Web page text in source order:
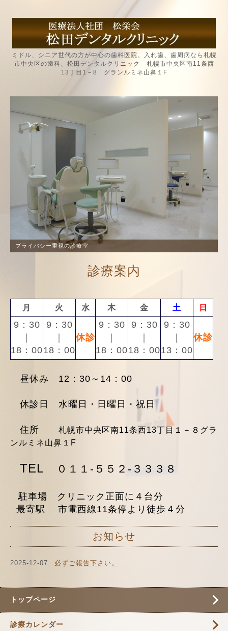
ミドル、シニア世代の方が中心の歯科医院。入れ歯、歯周病なら札幌
市中央区の歯科、松田デンタルクリニック 札幌市中央区南11条西
13丁目1－8 グランルミネ山鼻１F
プライバシー重視の診療室
診療案内
月 火 水 木 金 土 日
9：30
18：00
9：30
18：00
休診
9：30
18：00
9：30
18：00
9：30
13：00
休診
昼休み 12：30～14：00
休診日 水曜日・日曜日・祝日
住所 札幌市中央区南11条西13丁目１－８ グラ
ンルミネ山鼻１F
TEL ０１１-５５２-３３３８
駐車場 クリニック正面に４台分
最寄駅 市電西線11条停より徒歩４分
お知らせ
2025-12-07 必ずご報告下さい。
トップページ
診療カレンダー